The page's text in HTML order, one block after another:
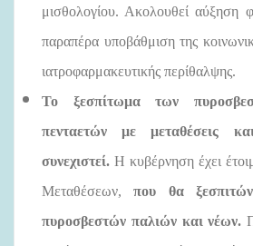
μισθολογίου. Ακολουθεί αύξηση
παραπέρα υποβάθμιση της
ιατροφαρμακευτικής περίθαλψης.
Το ξεσπίτωμα των
πενταετών με μεταθέσεις
συνεχιστεί. Η κυβέρνηση έχει
Μεταθέσεων,που θα
πυροσβεστών παλιών και νέων.